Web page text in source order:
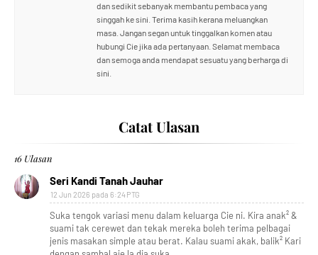
dan sedikit sebanyak membantu pembaca yang
singgah ke sini. Terima kasih kerana meluangkan
masa. Jangan segan untuk tinggalkan komen atau
hubungi Cie jika ada pertanyaan. Selamat membaca
dan semoga anda mendapat sesuatu yang berharga di
sini.
Catat Ulasan
16 Ulasan
Seri Kandi Tanah Jauhar
12 Jun 2026 pada 6:24 PTG
Suka tengok variasi menu dalam keluarga Cie ni. Kira anak² &
suami tak cerewet dan tekak mereka boleh terima pelbagai
jenis masakan simple atau berat. Kalau suami akak, balik² Kari